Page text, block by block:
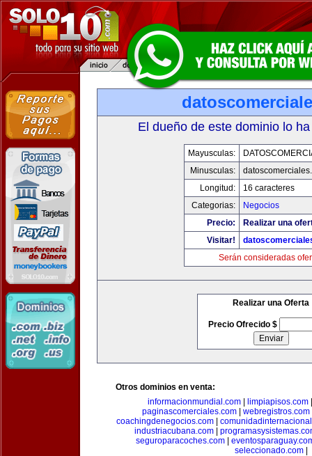
El dueño de este dominio lo
Mayusculas:
Minusculas:
Longitud:
16 caracteres
Categorias:
Negocios
Precio:
Realizar una
Visitar!
Serán consideradas
Realizar una Oferta
Precio Ofrecido $
Otros dominios en venta:
informacionmundial.com| limpiapisos.com
paginascomerciales.com| webregistros.com
coachingdenegocios.com
industriacubana.com
seguroparacoches.com|
seleccionado.com|